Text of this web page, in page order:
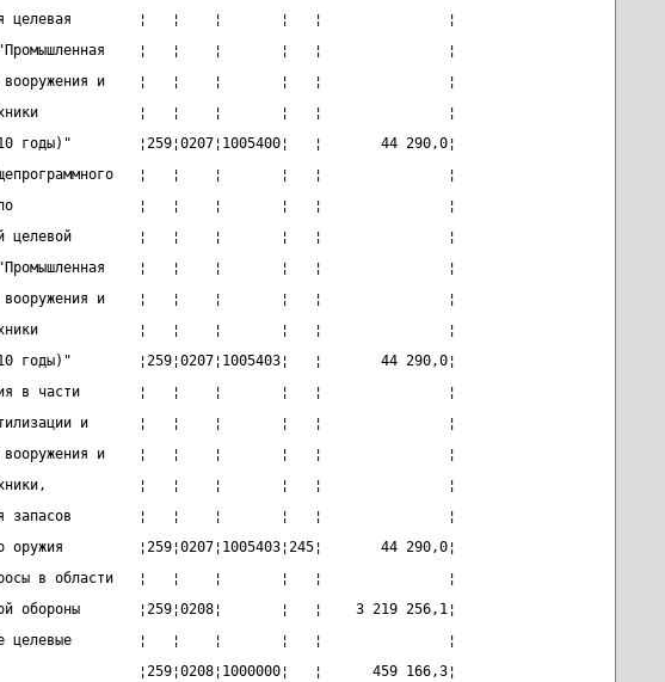
целевая        ¦   ¦    ¦       ¦   ¦               ¦
"Промышленная    ¦   ¦    ¦       ¦   ¦               ¦
вооружения и    ¦   ¦    ¦       ¦   ¦               ¦
техники            ¦   ¦    ¦       ¦   ¦               ¦
годы)"        ¦259¦0207¦1005400¦   ¦       44 290,0¦
общепрограммного   ¦   ¦    ¦       ¦   ¦               ¦
по               ¦   ¦    ¦       ¦   ¦               ¦
целевой        ¦   ¦    ¦       ¦   ¦               ¦
"Промышленная    ¦   ¦    ¦       ¦   ¦               ¦
вооружения и    ¦   ¦    ¦       ¦   ¦               ¦
техники            ¦   ¦    ¦       ¦   ¦               ¦
годы)"        ¦259¦0207¦1005403¦   ¦       44 290,0¦
в части       ¦   ¦    ¦       ¦   ¦               ¦
утилизации и      ¦   ¦    ¦       ¦   ¦               ¦
вооружения и    ¦   ¦    ¦       ¦   ¦               ¦
техники,           ¦   ¦    ¦       ¦   ¦               ¦
запасов        ¦   ¦    ¦       ¦   ¦               ¦
оружия         ¦259¦0207¦1005403¦245¦       44 290,0¦
в области   ¦   ¦    ¦       ¦   ¦               ¦
обороны       ¦259¦0208¦       ¦   ¦    3 219 256,1¦
целевые        ¦   ¦    ¦       ¦   ¦               ¦
¦259¦0208¦1000000¦   ¦      459 166,3¦